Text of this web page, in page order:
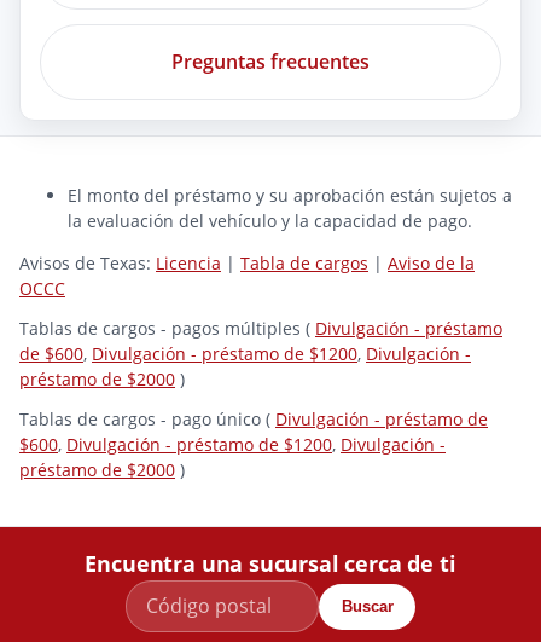
Preguntas frecuentes
El monto del préstamo y su aprobación están sujetos a
la evaluación del vehículo y la capacidad de pago.
Avisos de Texas: Licencia | Tabla de cargos | Aviso de la
OCCC
Tablas de cargos - pagos múltiples ( Divulgación - préstamo
de $600, Divulgación - préstamo de $1200, Divulgación -
préstamo de $2000 )
Tablas de cargos - pago único ( Divulgación - préstamo de
$600, Divulgación - préstamo de $1200, Divulgación -
préstamo de $2000 )
Encuentra una sucursal cerca de ti
Buscar